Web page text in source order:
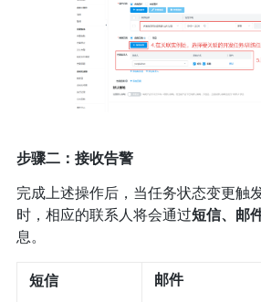
步骤二：接收告警
完成上述操作后，当任务状态变更触
时，相应的联系人将会通过短信、邮
息。
短信 邮件